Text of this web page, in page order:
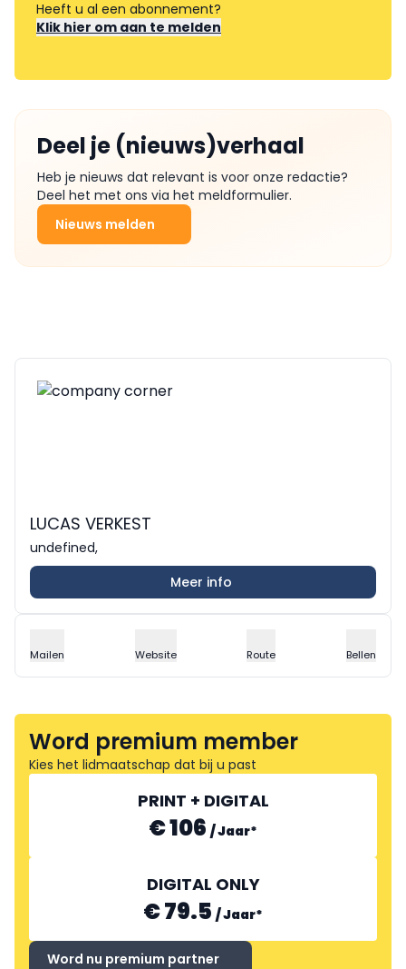
Heeft u al een abonnement?
Klik hier om aan te melden
Deel je (nieuws)verhaal
Heb je nieuws dat relevant is voor onze redactie?
Deel het met ons via het meldformulier.
Nieuws melden
LUCAS VERKEST
undefined,
Meer info
Mailen Website Route Bellen
Word premium member
Kies het lidmaatschap dat bij u past
PRINT + DIGITAL
€ 106 /Jaar*
DIGITAL ONLY
€ 79.5 /Jaar*
Word nu premium partner